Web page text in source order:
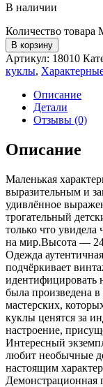
В наличии
Количество товара
В корзину
Артикул: 18010
куклы,
Описание
Детали
Отзывы (0)
Описание
Маленькая
выразительным и
удивлённое
трогательный
только что увидела
на мир.Высота —
Одежда
подчёркивает
идентифицировать
была произведена
мастерских,
куклы ценятся за
настроение,
Интересный
любит необычные
настоящим
Демонстрационная